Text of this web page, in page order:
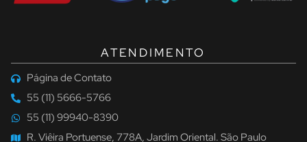
ATENDIMENTO
Página de Contato
55 (11) 5666-5766
55 (11) 99940-8390
R. Viêira Portuense, 778A, Jardim Oriental. São Paulo